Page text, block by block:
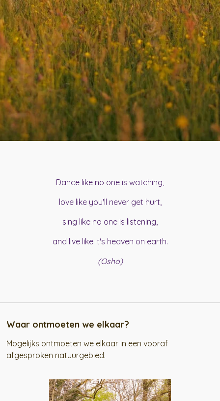
Dance like no one is watching,
love like you'll never get hurt,
sing like no one is listening,
and live like it's heaven on earth.
(Osho)
Waar ontmoeten we elkaar?
Mogelijks ontmoeten we elkaar in een vooraf
afgesproken natuurgebied.